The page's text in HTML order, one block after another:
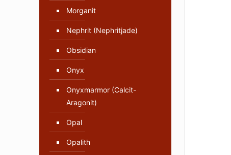
Morganit
Nephrit (Nephritjade)
Obsidian
Onyx
Onyxmarmor (Calcit-
Aragonit)
Opal
Opalith